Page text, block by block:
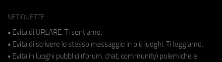
NETIQUETTE
• Evita di URLARE. Ti sentiamo.
• Evita di scrivere lo stesso messaggio in più luoghi. Ti leggiamo.
• Evita in luoghi pubblici (forum, chat, community) polemiche e